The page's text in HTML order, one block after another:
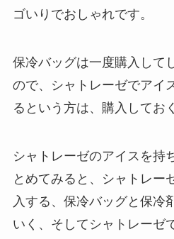
ゴいりでおしゃれです。
保冷バッグは一度購入して
ので、シャトレーゼでアイ
るという方は、購入してお
シャトレーゼのアイスを持
とめてみると、シャトレー
入する、保冷バッグと保冷
いく、そしてシャトレーゼ